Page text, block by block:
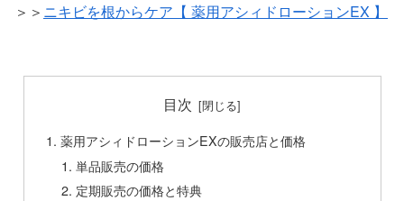
＞＞ ニキビを根からケア【 薬用アシィドローションEX 】
目次
薬用アシィドローションEXの販売店と価格
単品販売の価格
定期販売の価格と特典